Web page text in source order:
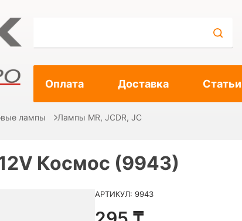
Оплата Доставка Статьи
лампы Лампы MR, JCDR, JC
Космос (9943)
АРТИКУЛ: 9943